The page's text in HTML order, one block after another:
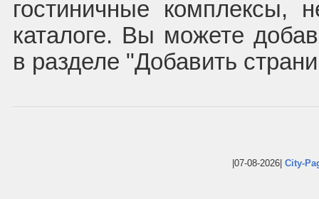
гостиничные
каталоге. Вы можете
в разделе "Добавить
|07-08-2026| City-